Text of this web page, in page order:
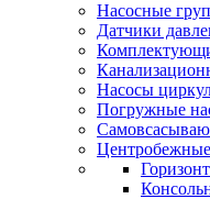
Насосные
Датчики
Насосы
Погружные